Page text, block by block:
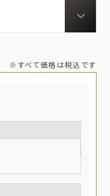
※すべて価格は税込です